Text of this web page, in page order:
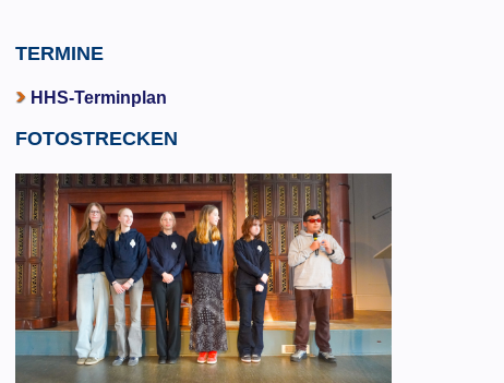
TERMINE
HHS-Terminplan
FOTOSTRECKEN